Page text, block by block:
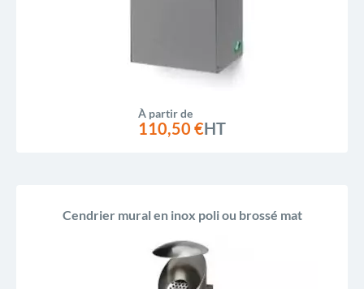
À partir de
110,50 €HT
Cendrier mural en inox poli ou brossé mat